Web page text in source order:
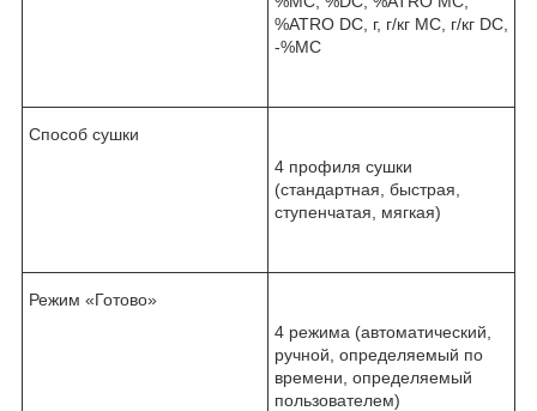
%ATRO DC, г, г/кг MC, г/кг DC,
-%MC
Способ сушки
4 профиля сушки
(стандартная, быстрая,
ступенчатая, мягкая)
Режим «Готово»
4 режима (автоматический,
ручной, определяемый по
времени, определяемый
пользователем)